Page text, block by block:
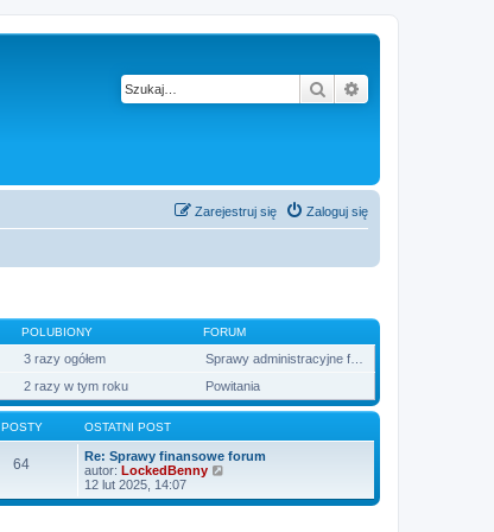
Szukaj
Zaloguj się
Zarejestruj się
POLUBIONY FORUM
3 razy ogółem
2 razy w tym roku Powitania
POSTY OSTATNI POST
64
Re: Sprawy finansowe forum
autor: LockedBenny
ś
12 lut 2025, 14:07